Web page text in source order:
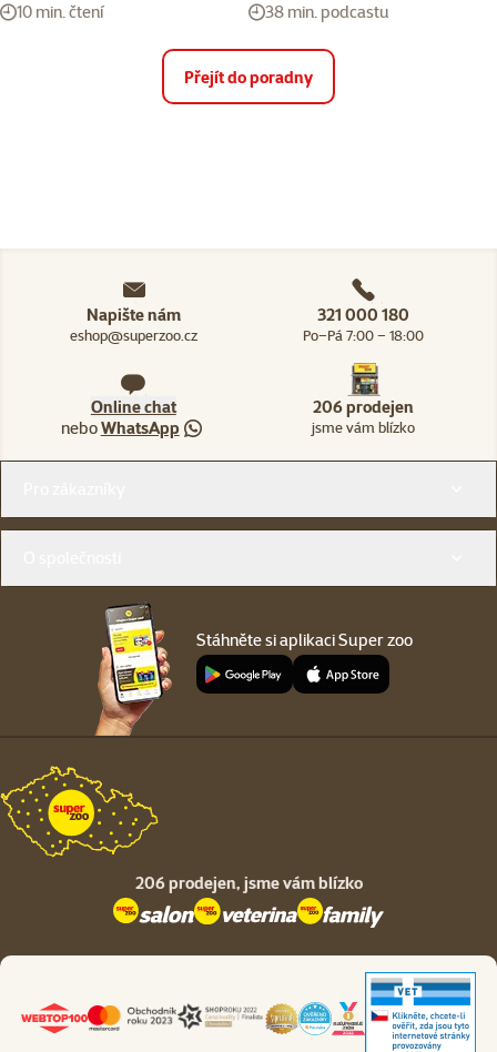
10 min. čtení 38 min. podcastu
Přejít do poradny
Napište nám
eshop@superzoo.cz
321 000 180
Po–Pá 7:00 – 18:00
Online chat
neboWhatsApp
206 prodejen
jsme vám blízko
Stáhněte si aplikaci Super zoo
206 prodejen, jsme vám blízko